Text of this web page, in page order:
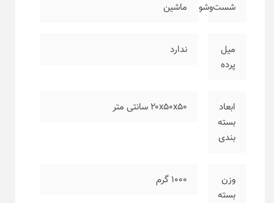
شست‌وشو
ماشین
میل
پرده
ندارد
ابعاد
بسته
بندی
۲۰x50x50 سانتی متر
وزن
بسته
۱۰۰۰ گرم